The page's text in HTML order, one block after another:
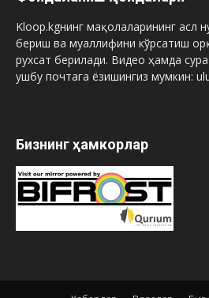
Kloop.kgнинг мақолаларининг асл
бериш ва муаллифини кўрсатиш
рухсат берилади. Видео ҳамда
ушбу почтага ёзишингиз мумкин:
Бизнинг ҳамкорлар